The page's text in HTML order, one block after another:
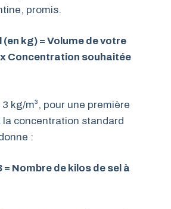
promis.
kg) = Volume de votre
x Concentration souhaitée
kg/m³, pour une première
la concentration standard
:
= Nombre de kilos de sel à